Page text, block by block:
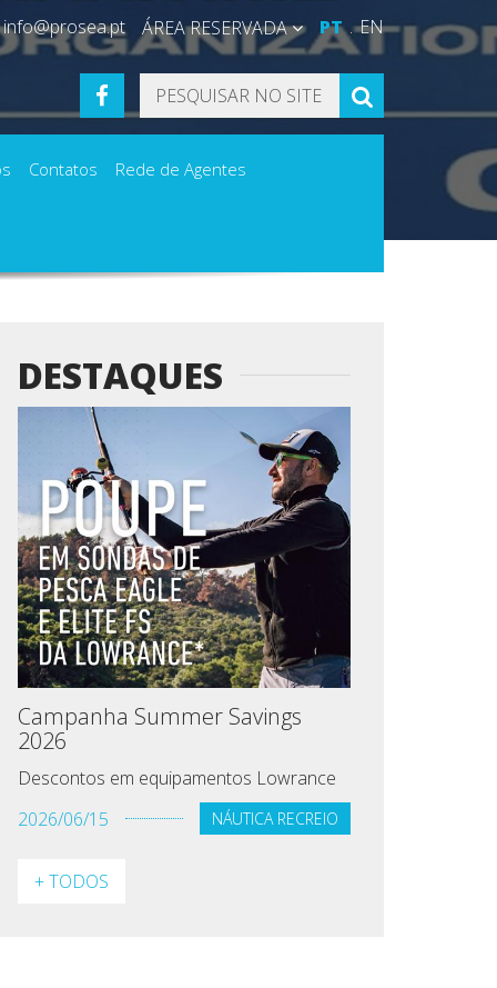
info@prosea.pt ÁREA RESERVADA PT EN
FACEBOOK PESQUISAR
Contatos Rede de Agentes
DESTAQUES
Campanha Summer Savings
2026
Descontos em equipamentos Lowrance
2026/06/15
NÁUTICA RECREIO
+ TODOS